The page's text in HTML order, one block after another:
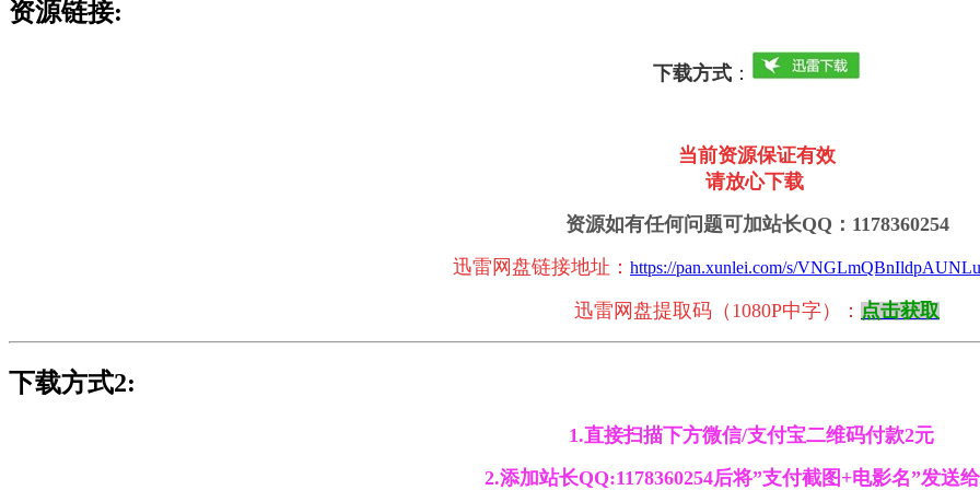
资源链接:
下载方式 ：
当前资源保证有效
请放心下载
资源如有任何问题可加站长QQ：1178360254
迅雷网盘链接地址 ： https://pan.xunlei.com/s/
迅雷网盘提取码 （1080P中字） ： 点击获取
下载方式2:
1.直接扫描下方微信/支付宝二维码付款2元
2.添加站长QQ:1178360254后将”支付截图+电影名”发送